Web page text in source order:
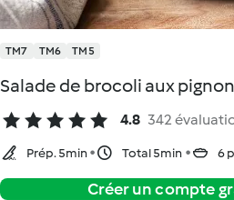
TM7 TM6 TM5
Salade de brocoli aux
4.8 342
Prép. 5min Total 5min 6
Créer un compte